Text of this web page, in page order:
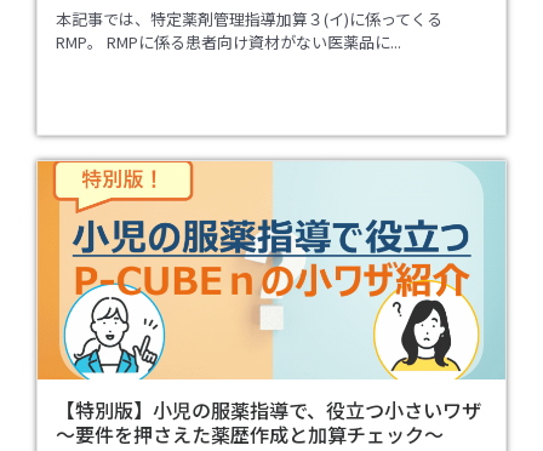
本記事では、特定薬剤管理指導加算３(イ)に係ってくる
RMP。 RMPに係る患者向け資材がない医薬品に...
【特別版】小児の服薬指導で、役立つ小さいワザ
～要件を押さえた薬歴作成と加算チェック～